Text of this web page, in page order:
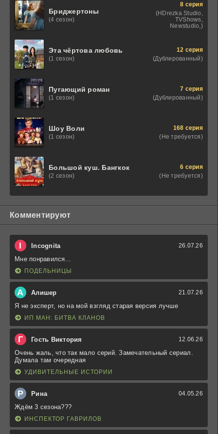
Бриджертоны
(4 сезон)
8 серия
(HDrezka Studio,
TVShows,
Newstudio,)
Эта чёртова любовь
(1 сезон)
12 серия
(Дублированный)
Пугающий роман
(1 сезон)
7 серия
(Дублированный)
Шоу Воли
(1 сезон)
168 серия
(Не требуется)
Большой куш. Бангкок
(2 сезон)
6 серия
(Не требуется)
Комментируют
I Incognita 26.07.26
Мне понравился...
ПОДЕЛЬНИЦЫ
А Алишер 21.07.26
Я не эксперт, но на мой взгляд старая версия лучше
ИП МАН: БИТВА КЛАНОВ
Г Гость Виктория 12.06.26
Очень жаль, что так мало серий. Замечательный сериал.
Думала там очередная
УДИВИТЕЛЬНЫЕ ИСТОРИИ
Р Рина 04.05.26
Ждём 3 сезона???
ИНСПЕКТОР ГАВРИЛОВ